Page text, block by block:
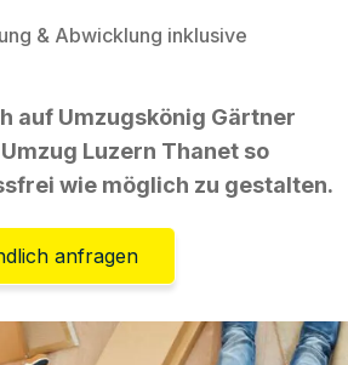
& Abwicklung inklusive
auf Umzugskönig Gärtner
Luzern Thanet so
wie möglich zu gestalten.
anfragen